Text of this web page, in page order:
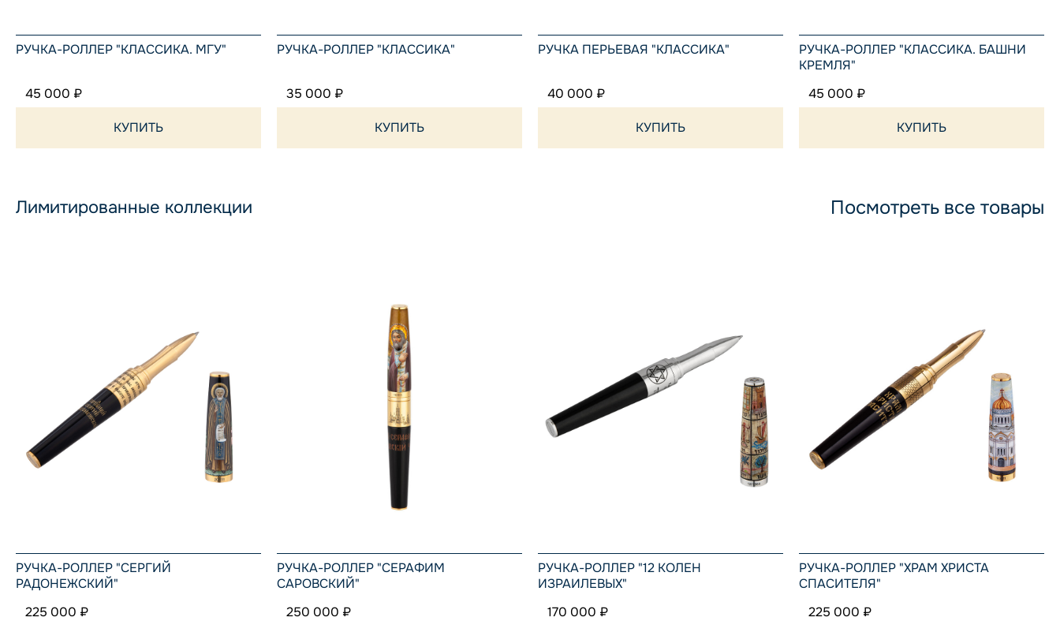
РУЧКА-РОЛЛЕР "КЛАССИКА. МГУ"
45 000 ₽
КУПИТЬ
РУЧКА-РОЛЛЕР "КЛАССИКА"
35 000 ₽
КУПИТЬ
РУЧКА ПЕРЬЕВАЯ "КЛАССИКА"
40 000 ₽
КУПИТЬ
РУЧКА-РОЛЛЕР "КЛАССИКА. БАШНИ
КРЕМЛЯ"
45 000 ₽
КУПИТЬ
Лимитированные коллекции Посмотреть все товары
РУЧКА-РОЛЛЕР "СЕРГИЙ
РАДОНЕЖСКИЙ"
225 000 ₽
РУЧКА-РОЛЛЕР "СЕРАФИМ
САРОВСКИЙ"
250 000 ₽
РУЧКА-РОЛЛЕР "12 КОЛЕН
ИЗРАИЛЕВЫХ"
170 000 ₽
РУЧКА-РОЛЛЕР "ХРАМ ХРИСТА
СПАСИТЕЛЯ"
225 000 ₽